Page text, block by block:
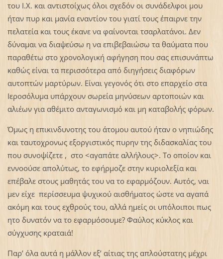
του Ι.Χ. και αντιστοίχως όλοι σχεδόν οι συνάδελφοι μου
ήταν πυρ και μανία εναντίον του γιατί τους έπαιρνε την
πελατεία και τους έκανε να φαίνονται τσαρλατάνοι. Δεν
δύναμαι να διαψεύσω η να επιβεβαιώσω τα θαύματα που
παραθέτω στο χρονολογική αφήγηση που σας επισυνάπτω
καθώς είναι τα περισσότερα από διηγήσεις διαφόρων
αυτοπτών μαρτύρων. Είναι γεγονός ότι στο επαρχείο στα
Ιεροσόλυμα υπάρχουν σωρεία μηνύσεων αρτοποιών και
αλιέων για αθέμιτο ανταγωνισμό και μη καταβολής φόρων.
Όμως η επικινδυνοτης του άτομου αυτού ήταν ο νηπιώδης
και ταυτοχρονως εξοργιστικός πυρην της διδασκαλίας του
που συνοψίζετε , στο <αγαπάτε αλλήλους>. Το οποίον και
εννοούσε απολύτως, το εφήρμοζε στην κυριολεξία και
επέβαλε στους μαθητάς του να το εφαρμόζουν. Αυτός, ναι
μεν είχε περίσσευμα ψυχικού αισθήματος ώστε να αγαπά
ακόμη και τους εχθρούς του, αλλά ημείς οι υπόλοιποι πως
ητο δυνατόν να το εφαρμόσουμε? Φαύλος κύκλος και
σύγχυσης κραταιά!
Παρ’ όλα αυτά η μάλλον εξ’ αίτιας της απλούστατης μέχρι